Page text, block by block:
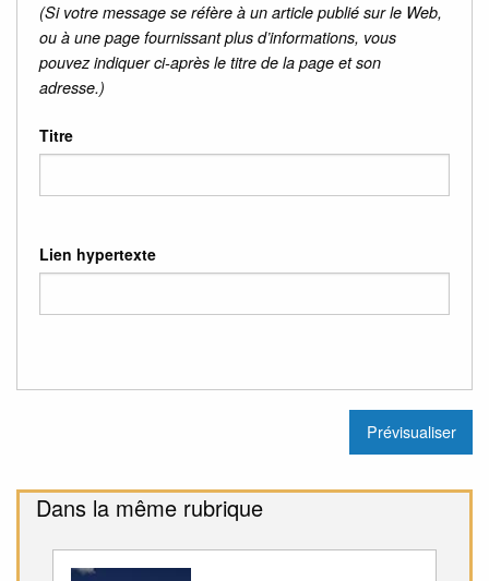
(Si votre message se réfère à un article publié sur le Web,
ou à une page fournissant plus d’informations, vous
pouvez indiquer ci-après le titre de la page et son
adresse.)
Titre
Lien hypertexte
Dans la même rubrique